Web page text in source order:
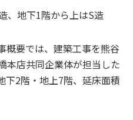
、地下1階から上はS造
概要では、建築工事を熊谷
本店共同企業体が担当した
下2階・地上7階、延床面積